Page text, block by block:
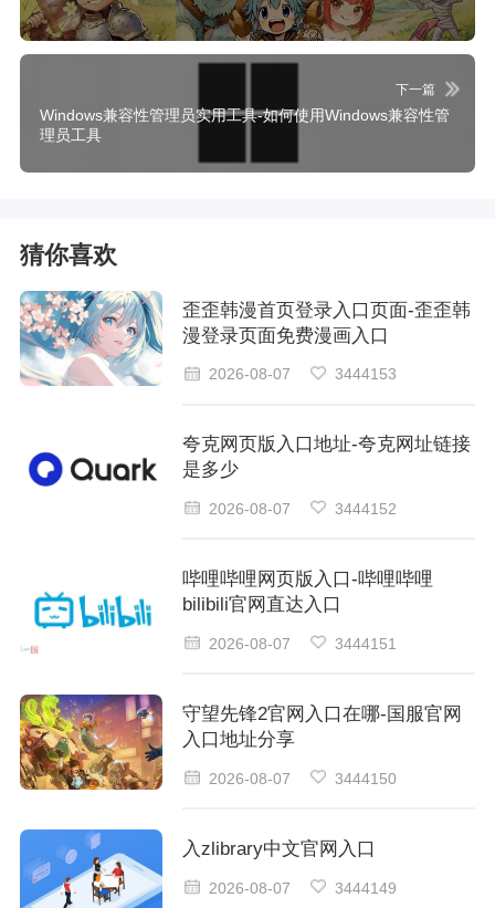
下一篇
Windows兼容性管理员实用工具-如何使用Windows兼容性管
理员工具
猜你喜欢
歪歪韩漫首页登录入口页面-歪歪韩
漫登录页面免费漫画入口
2026-08-07 3444153
夸克网页版入口地址-夸克网址链接
是多少
2026-08-07 3444152
哔哩哔哩网页版入口-哔哩哔哩
bilibili官网直达入口
2026-08-07 3444151
守望先锋2官网入口在哪-国服官网
入口地址分享
2026-08-07 3444150
入zlibrary中文官网入口
2026-08-07 3444149